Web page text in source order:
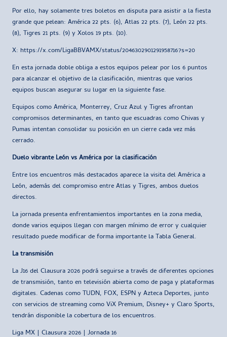
Por ello, hay solamente tres boletos en disputa para asistir a la fiesta
grande que pelean: América 22 pts. (6), Atlas 22 pts. (7), León 22 pts.
(8), Tigres 21 pts. (9) y Xolos 19 pts. (10).
X: https://x.com/LigaBBVAMX/status/2046302901291958716?s=20
En esta jornada doble obliga a estos equipos pelear por los 6 puntos
para alcanzar el objetivo de la clasificación, mientras que varios
equipos buscan asegurar su lugar en la siguiente fase.
Equipos como América, Monterrey, Cruz Azul y Tigres afrontan
compromisos determinantes, en tanto que escuadras como Chivas y
Pumas intentan consolidar su posición en un cierre cada vez más
cerrado.
Duelo vibrante León vs América por la clasificación
Entre los encuentros más destacados aparece la visita del América a
León, además del compromiso entre Atlas y Tigres, ambos duelos
directos.
La jornada presenta enfrentamientos importantes en la zona media,
donde varios equipos llegan con margen mínimo de error y cualquier
resultado puede modificar de forma importante la Tabla General.
La transmisión
La J16 del Clausura 2026 podrá seguirse a través de diferentes opciones
de transmisión, tanto en televisión abierta como de paga y plataformas
digitales. Cadenas como TUDN, FOX, ESPN y Azteca Deportes, junto
con servicios de streaming como ViX Premium, Disney+ y Claro Sports,
tendrán disponible la cobertura de los encuentros.
Liga MX | Clausura 2026 | Jornada 16